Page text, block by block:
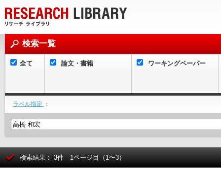
検索一覧
全て 論文・書籍 ワーキングペーパー
ラベル指定 ：
検索結果： 3件 1ページ目（1〜3）